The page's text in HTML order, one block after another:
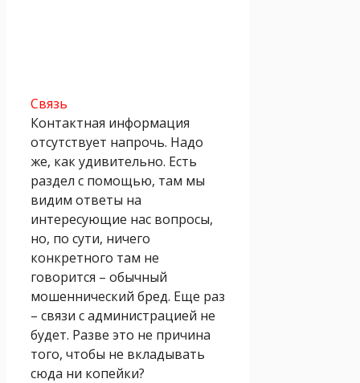
Связь
Контактная информация
отсутствует напрочь. Надо
же, как удивительно. Есть
раздел с помощью, там мы
видим ответы на
интересующие нас вопросы,
но, по сути, ничего
конкретного там не
говорится – обычный
мошеннический бред. Еще раз
– связи с администрацией не
будет. Разве это не причина
того, чтобы не вкладывать
сюда ни копейки?